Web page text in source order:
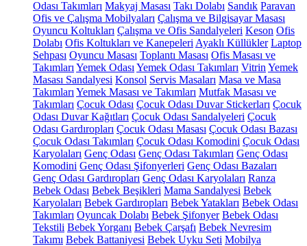
Odası Takımları Makyaj Masası Takı Dolabı Sandık Paravan
Ofis ve Çalışma Mobilyaları Çalışma ve Bilgisayar Masası
Oyuncu Koltukları Çalışma ve Ofis Sandalyeleri Keson Ofis
Dolabı Ofis Koltukları ve Kanepeleri Ayaklı Küllükler Laptop
Sehpası Oyuncu Masası Toplantı Masası Ofis Masası ve
Takımları Yemek Odası Yemek Odası Takımları Vitrin Yemek
Masası Sandalyesi Konsol Servis Masaları Masa ve Masa
Takımları Yemek Masası ve Takımları Mutfak Masası ve
Takımları Çocuk Odası Çocuk Odası Duvar Stickerları Çocuk
Odası Duvar Kağıtları Çocuk Odası Sandalyeleri Çocuk
Odası Gardıropları Çocuk Odası Masası Çocuk Odası Bazası
Çocuk Odası Takımları Çocuk Odası Komodini Çocuk Odası
Karyolaları Genç Odası Genç Odası Takımları Genç Odası
Komodini Genç Odası Şifonyerleri Genç Odası Bazaları
Genç Odası Gardıropları Genç Odası Karyolaları Ranza
Bebek Odası Bebek Beşikleri Mama Sandalyesi Bebek
Karyolaları Bebek Gardıropları Bebek Yatakları Bebek Odası
Takımları Oyuncak Dolabı Bebek Şifonyer Bebek Odası
Tekstili Bebek Yorganı Bebek Çarşafı Bebek Nevresim
Takımı Bebek Battaniyesi Bebek Uyku Seti Mobilya